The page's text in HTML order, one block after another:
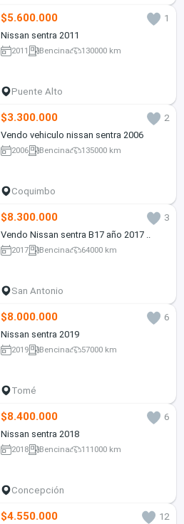
$5.600.000
1
Nissan sentra 2011
2011 Bencina 130000 km
Puente Alto
$3.300.000
2
Vendo vehiculo nissan sentra 2006
2006 Bencina 135000 km
Coquimbo
$8.300.000
3
Vendo Nissan sentra B17 año 2017 ..
2017 Bencina 64000 km
San Antonio
$8.000.000
6
Nissan sentra 2019
2019 Bencina 57000 km
Tomé
$8.400.000
6
Nissan sentra 2018
2018 Bencina 111000 km
Concepción
$4.550.000
12